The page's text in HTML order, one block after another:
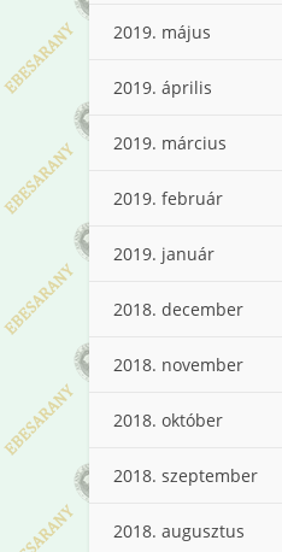
2019. május
2019. április
2019. március
2019. február
2019. január
2018. december
2018. november
2018. október
2018. szeptember
2018. augusztus